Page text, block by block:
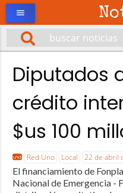
menu
Diputados
crédito
$us 100
Red Uno Local 22 de abril
El financiamiento de
Nacional de Emergencia -